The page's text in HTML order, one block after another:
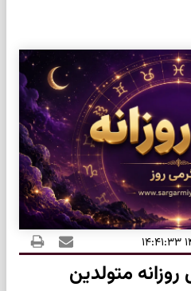
روزانه متولدین